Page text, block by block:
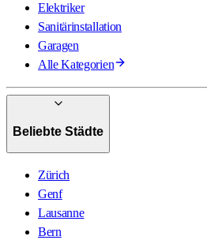
Elektriker
Sanitärinstallation
Garagen
Alle Kategorien
Beliebte Städte
Zürich
Genf
Lausanne
Bern